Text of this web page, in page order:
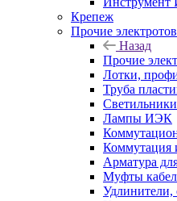
Крепеж
Прочие
Назад
Прочие
Лотки,
Труба
Лампы ИЭК
Коммутация
Арматура
Муфты
Удлинители,